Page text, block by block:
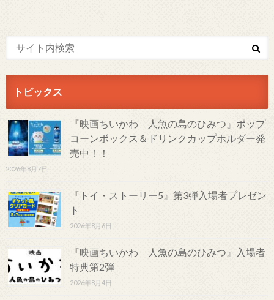
トピックス
『映画ちいかわ 人魚の島のひみつ』ポップ
コーンボックス＆ドリンクカップホルダー発
売中！！
2026年8月7日
『トイ・ストーリー5』第3弾入場者プレゼン
ト
2026年8月6日
『映画ちいかわ 人魚の島のひみつ』入場者
特典第2弾
2026年8月4日